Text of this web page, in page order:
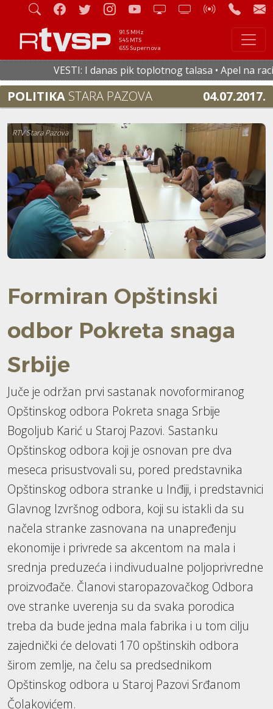
91.5 MHz
545 MTS
655 Supernova
VESTI: I danas pik toplotnog talasa • Apel na
POLITIKA STARA PAZOVA 04.07.2017.
RTV Stara Pazova
Formiran Opštinski
odbor Pokreta snaga
Srbije
Juče je održan prvi sastanak novoformiranog
Opštinskog odbora Pokreta snaga Srbije
Bogoljub Karić u Staroj Pazovi. Sastanku
Opštinskog odbora koji je osnovan pre dva
meseca prisustvovali su, pored predstavnika
Opštinskog odbora stranke u Inđiji, i predstavnici
Glavnog Izvršnog odbora, koji su istakli da su
načela stranke zasnovana na unapređenju
ekonomije i privrede sa akcentom na mala i
srednja preduzeća i indivudualne poljoprivredne
proizvođače. Članovi staropazovačkog Odbora
ove stranke uverenja su da svaka porodica
treba da bude jedna mala fabrika i u tom cilju
zajednički će delovati 170 opštinskih odbora
širom zemlje, na čelu sa predsednikom
Opštinskog odbora u Staroj Pazovi Srđanom
Čolakovićem.